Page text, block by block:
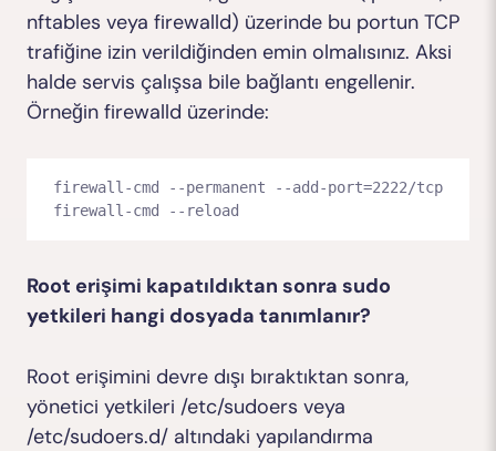
nftables veya firewalld) üzerinde bu portun TCP
trafiğine izin verildiğinden emin olmalısınız. Aksi
halde servis çalışsa bile bağlantı engellenir.
Örneğin firewalld üzerinde:
firewall-cmd --permanent --add-port=2222/tcp
firewall-cmd --reload
Root erişimi kapatıldıktan sonra sudo
yetkileri hangi dosyada tanımlanır?
Root erişimini devre dışı bıraktıktan sonra,
yönetici yetkileri /etc/sudoers veya
/etc/sudoers.d/ altındaki yapılandırma